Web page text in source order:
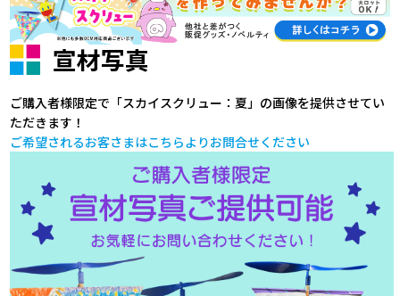
宣材写真
ご購入者様限定で「スカイスクリュー：夏」の画像を提供させてい
ただきます！
ご希望されるお客さまはこちらよりお問合せください